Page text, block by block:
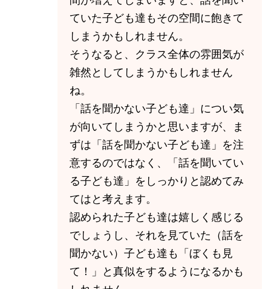
ていた子ども達もその空間に飽きて
しまうかもしれません。
そうなると、クラス全体の雰囲気が
雑然としてしまうかもしれません
ね。
「話を聞かない子ども達」につい気
が向いてしまうかと思いますが、ま
ずは「話を聞かない子ども達」を注
意するのではなく、「話を聞いてい
る子ども達」をしっかりと認めてみ
てはと考えます。
認められた子ども達は嬉しく感じる
でしょうし、それを見ていた（話を
聞かない）子ども達も「ぼくも見
て！」と真似をするようになるかも